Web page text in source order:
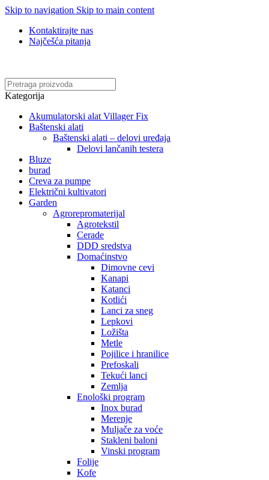
Skip to navigation Skip to main content
Kontaktirajte nas
Najčešća pitanja
Kategorija
Akumulatorski alat Villager Fix
Baštenski alati
Baštenski alati – delovi uređaja
Delovi lančanih testera
Bluze
burad
Creva za pumpe
Električni kultivatori
Garden
Agrorepromaterijal
Agrotekstil
Cerade
DDD sredstva
Domaćinstvo
Dimovne cevi
Kanapi
Katanci
Kotlići
Lanci za sneg
Lepkovi
Ložišta
Metle
Pojilice i hranilice
Prefoskali
Tekući lanci
Zemlja
Enološki program
Inox burad
Merenje
Muljače za voće
Stakleni baloni
Vinski program
Folije
Kofe